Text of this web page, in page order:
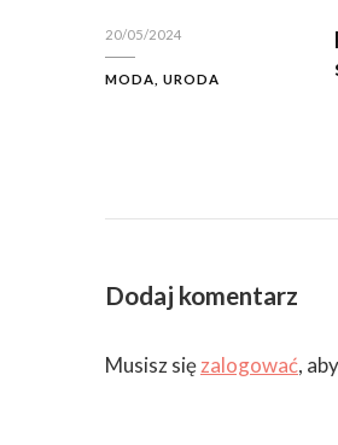
20/05/2024
MODA, URODA
Dodaj komentarz
Musisz sięzalogować,